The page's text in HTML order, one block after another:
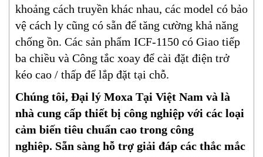
khoảng cách truyền khác nhau, các model có bảo
vệ cách ly cũng có sẵn để tăng cường khả năng
chống ồn. Các sản phẩm ICF-1150 có Giao tiếp
ba chiều và Công tắc xoay để cài đặt điện trở
kéo cao / thấp để lắp đặt tại chỗ.
Chúng tôi, Đại lý Moxa Tại Việt Nam và là
nhà cung cấp thiết bị công nghiệp với các loại
cảm biến tiêu chuẩn cao trong công
nghiêp. Sẵn sàng hỗ trợ giải đáp các thắc mắc